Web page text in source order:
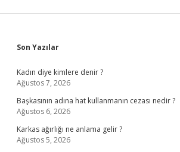
Sidebar
Son Yazılar
Kadın diye kimlere denir ?
Ağustos 7, 2026
Başkasının adına hat kullanmanın cezası nedir ?
Ağustos 6, 2026
Karkas ağırlığı ne anlama gelir ?
Ağustos 5, 2026